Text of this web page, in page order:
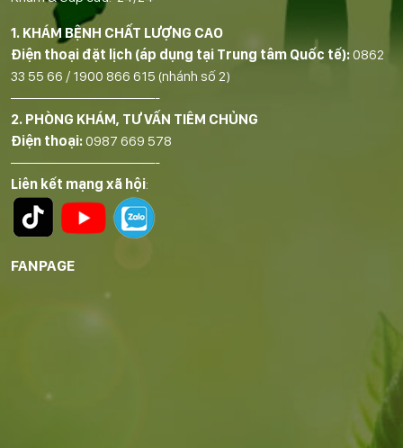
1. KHÁM BỆNH CHẤT LƯỢNG CAO
Điện thoại đặt lịch (áp dụng tại Trung tâm Quốc tế):0862
33 55 66 / 1900 866 615 (nhánh số 2)
——————————-
2. PHÒNG KHÁM, TƯ VẤN TIÊM CHỦNG
Điện thoại:0987 669 578
——————————-
Liên kết mạng xã hội:
FANPAGE